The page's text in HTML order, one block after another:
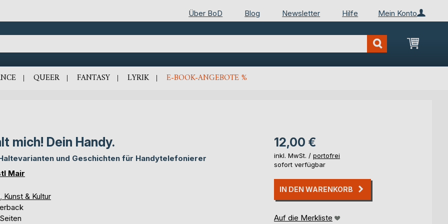
Mein Konto
Über BoD Blog Newsletter Hilfe
Mein
QUEER FANTASY LYRIK E-BOOK-ANGEBOTE %
mich! Dein Handy.
und Geschichten für Handytelefonierer
Mair
Kunst & Kultur
12,00 €
inkl. MwSt. / portofrei
sofort verfügbar
IN DEN WARENKORB
Auf die Merkliste